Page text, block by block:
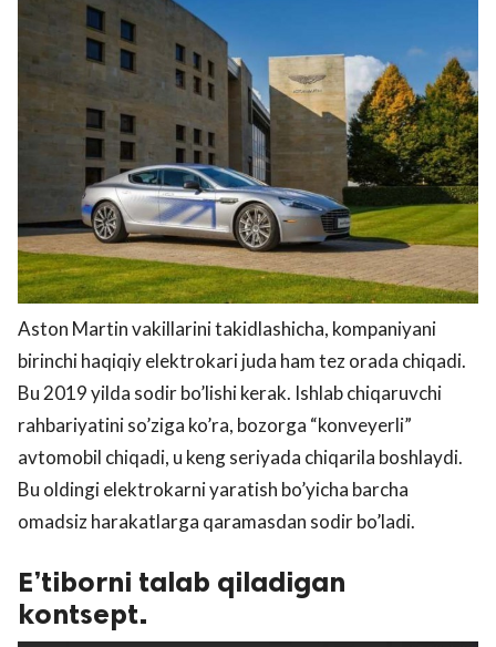
Aston Martin vakillarini takidlashicha, kompaniyani
birinchi haqiqiy elektrokari juda ham tez orada chiqadi.
Bu 2019 yilda sodir bo’lishi kerak. Ishlab chiqaruvchi
rahbariyatini so’ziga ko’ra, bozorga “konveyerli”
avtomobil chiqadi, u keng seriyada chiqarila boshlaydi.
Bu oldingi elektrokarni yaratish bo’yicha barcha
omadsiz harakatlarga qaramasdan sodir bo’ladi.
E’tiborni talab qiladigan
kontsept.